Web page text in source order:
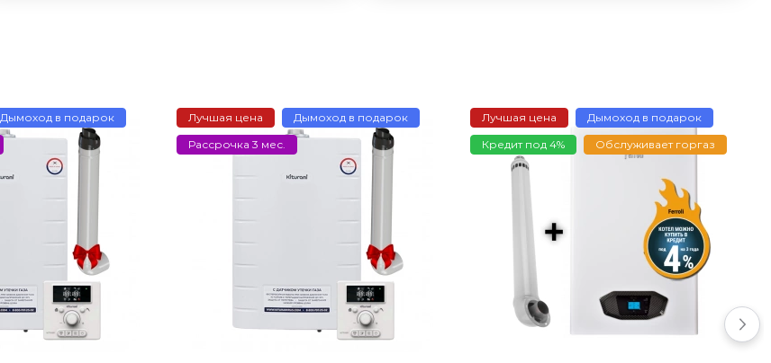
Дымоход в подарок
Лучшая цена
Дымоход в подарок
Рассрочка 3 мес.
Лучшая цена
Дымоход в подарок
Кредит под 4%
Обслуживает горгаз